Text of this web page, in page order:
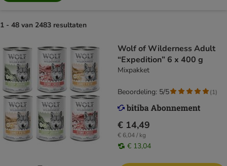
1 - 48 van 2483 resultaten
Wolf of Wilderness Adult
“Expedition” 6 x 400 g
Mixpakket
€ 14,49
€ 6,04 / kg
€ 13,04
Beoordeling: 5/5 (1)